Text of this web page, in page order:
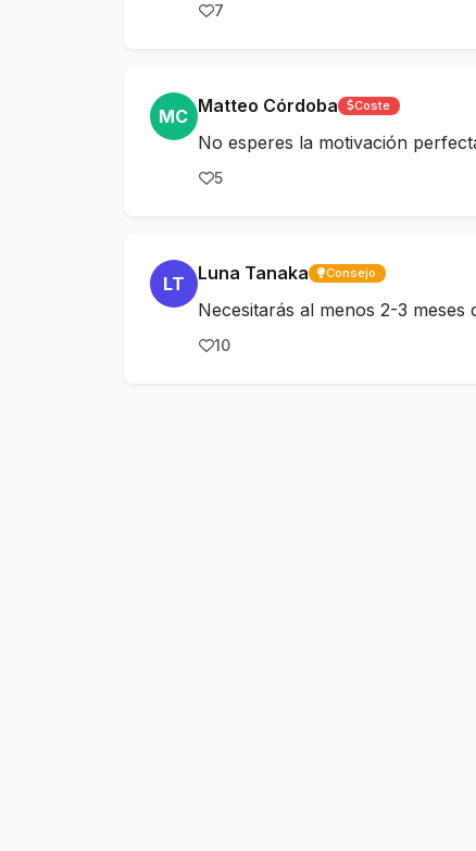
7
MC Matteo Córdoba Coste
No esperes la motivación
5
LT Luna Tanaka Consejo
Necesitarás al menos 2-3 meses
10